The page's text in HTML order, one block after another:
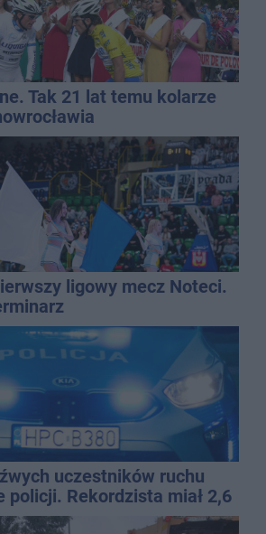
Tak 21 lat temu kolarze
ligowy mecz Noteci.
uczestników ruchu
policji. Rekordzista miał 2,6